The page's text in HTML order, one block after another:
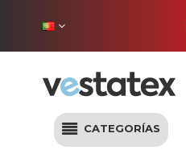
CATEGORÍAS